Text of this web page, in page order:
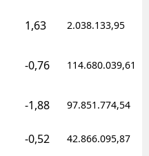
1,63 2.038.133,95
-0,76 114.680.039,61
-1,88 97.851.774,54
-0,52 42.866.095,87